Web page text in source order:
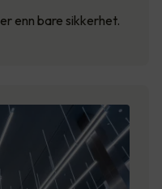
enn bare sikkerhet.